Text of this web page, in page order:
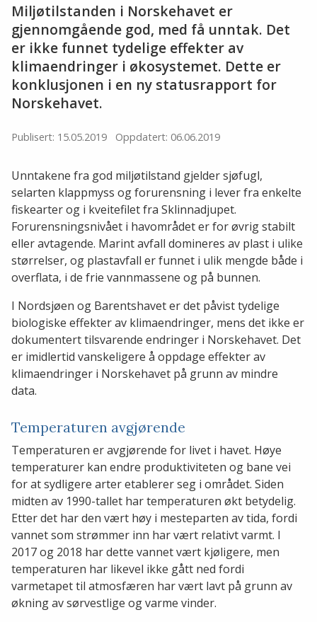
Miljøtilstanden i Norskehavet er
gjennomgående god, med få unntak. Det
er ikke funnet tydelige effekter av
klimaendringer i økosystemet. Dette er
konklusjonen i en ny statusrapport for
Norskehavet.
Publisert: 15.05.2019 Oppdatert: 06.06.2019
Unntakene fra god miljøtilstand gjelder sjøfugl,
selarten klappmyss og forurensning i lever fra enkelte
fiskearter og i kveitefilet fra Sklinnadjupet.
Forurensningsnivået i havområdet er for øvrig stabilt
eller avtagende. Marint avfall domineres av plast i ulike
størrelser, og plastavfall er funnet i ulik mengde både i
overflata, i de frie vannmassene og på bunnen.
I Nordsjøen og Barentshavet er det påvist tydelige
biologiske effekter av klimaendringer, mens det ikke er
dokumentert tilsvarende endringer i Norskehavet. Det
er imidlertid vanskeligere å oppdage effekter av
klimaendringer i Norskehavet på grunn av mindre
data.
Temperaturen avgjørende
Temperaturen er avgjørende for livet i havet. Høye
temperaturer kan endre produktiviteten og bane vei
for at sydligere arter etablerer seg i området. Siden
midten av 1990-tallet har temperaturen økt betydelig.
Etter det har den vært høy i mesteparten av tida, fordi
vannet som strømmer inn har vært relativt varmt. I
2017 og 2018 har dette vannet vært kjøligere, men
temperaturen har likevel ikke gått ned fordi
varmetapet til atmosfæren har vært lavt på grunn av
økning av sørvestlige og varme vinder.